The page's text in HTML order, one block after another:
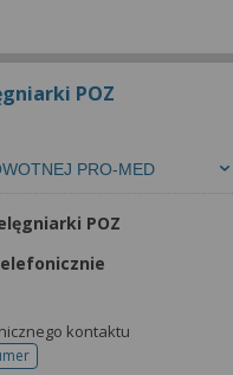
POZ
PRO-MED
POZ
kontaktu
do rejestracji